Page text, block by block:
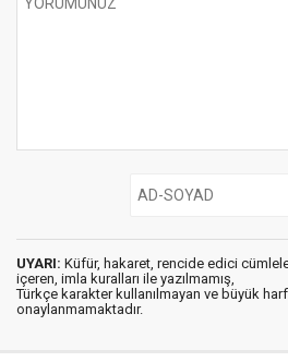
UYARI: Küfür, hakaret, rencide edici
içeren, imla kuralları ile yazılmamış,
Türkçe karakter kullanılmayan ve büyük
onaylanmamaktadır.